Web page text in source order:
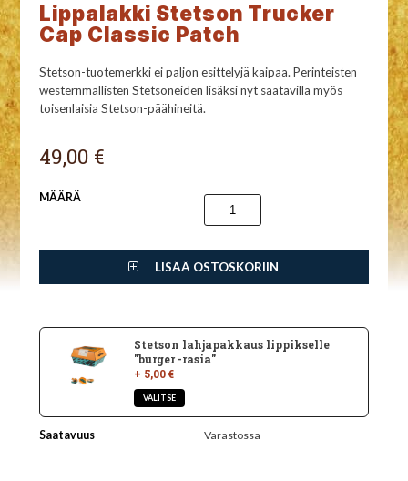
Lippalakki Stetson Trucker
Cap Classic Patch
Stetson-tuotemerkki ei paljon esittelyjä kaipaa. Perinteisten
westernmallisten Stetsoneiden lisäksi nyt saatavilla myös
toisenlaisia Stetson-päähineitä.
49,00 €
MÄÄRÄ
LISÄÄ OSTOSKORIIN
Stetson lahjapakkaus lippikselle
"burger -rasia"
+ 5,00 €
Saatavuus Varastossa